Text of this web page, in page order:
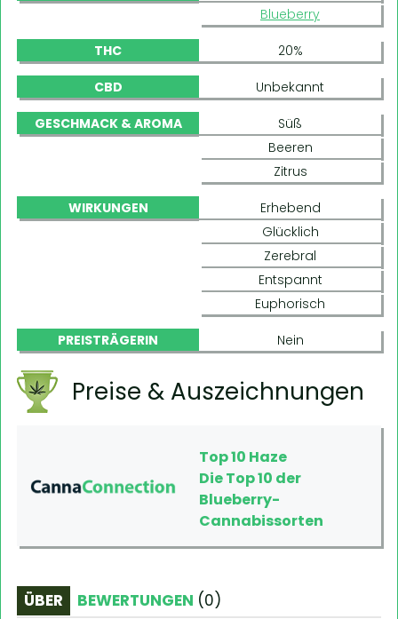
Blueberry
THC 20%
CBD Unbekannt
GESCHMACK & AROMA
Süß
Beeren
Zitrus
WIRKUNGEN
Erhebend
Glücklich
Zerebral
Entspannt
Euphorisch
PREISTRÄGERIN Nein
Preise & Auszeichnungen
Top 10 Haze
Die Top 10 der
Blueberry-
Cannabissorten
ÜBER BEWERTUNGEN (0)